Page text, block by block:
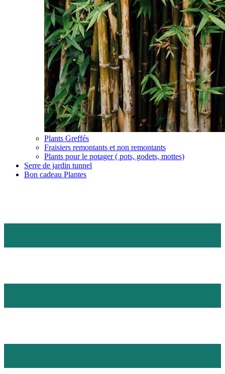
Plants Greffés
Fraisiers remontants et non remontants
Plants pour le potager ( pots, godets, mottes)
Serre de jardin tunnel
Bon cadeau Plantes